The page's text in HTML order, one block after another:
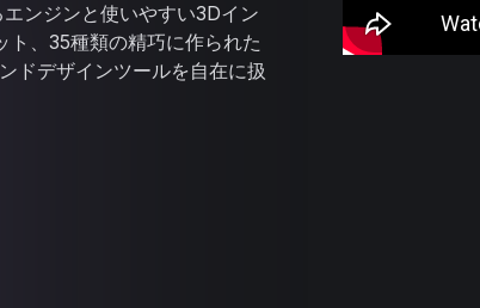
ンジンと使いやすい3Dイン
ト、35種類の精巧に作られた
ドデザインツールを自在に扱